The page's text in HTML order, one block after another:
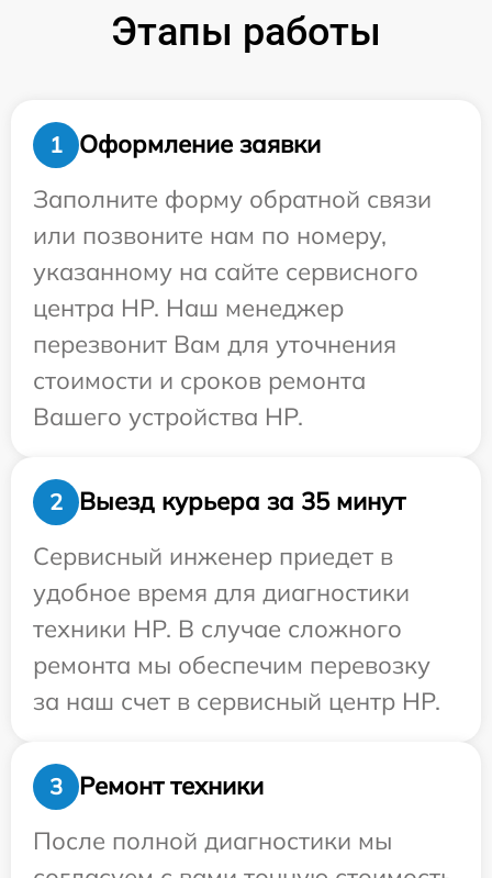
Этапы работы
1
Оформление заявки
Заполните форму обратной связи
или позвоните нам по номеру,
указанному на сайте сервисного
центра HP. Наш менеджер
перезвонит Вам для уточнения
стоимости и сроков ремонта
Вашего устройства HP.
2
Выезд курьера за 35 минут
Сервисный инженер приедет в
удобное время для диагностики
техники HP. В случае сложного
ремонта мы обеспечим перевозку
за наш счет в сервисный центр HP.
3
Ремонт техники
После полной диагностики мы